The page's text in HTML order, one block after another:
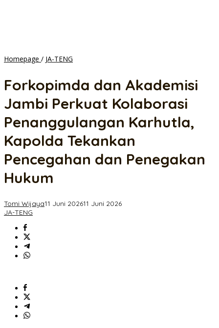
Homepage / JA-TENG
Jambi
Kolaborasi
Karhutla,
Tekankan
dan
Forkopimda dan Akademisi
Jambi Perkuat Kolaborasi
Penanggulangan Karhutla,
Kapolda Tekankan
Pencegahan dan Penegakan
Hukum
Tomi Wijaya11 Juni 202611 Juni 2026
JA-TENG